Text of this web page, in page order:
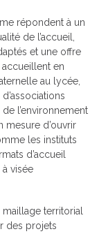
répondent à un
de l’accueil,
et une offre
en
au lycée,
l’environnement
mesure d’ouvrir
les instituts
d’accueil
visée
territorial
des projets